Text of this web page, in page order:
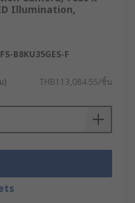
: ใช้ในงานซ่อม
หกรรมทั่วไป
: ใช้ไฟเบอร์
ดหยุ่นสูง เหมาะ
ง
: ให้ภาพ
ต้องตรวจสอบ
Camera)
Illumination,
FS-B8KU35GES-F
) THB113,084.55/ชิ้น